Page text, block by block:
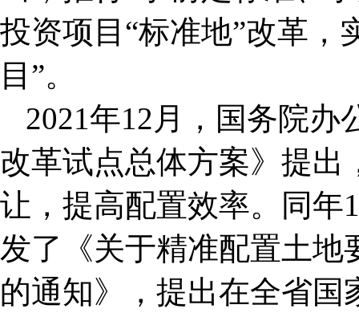
投资项目“标准地”改革，
目”。
2021年12月，国务院
改革试点总体方案》提出
让，提高配置效率。同年
发了《关于精准配置土地
的通知》，提出在全省